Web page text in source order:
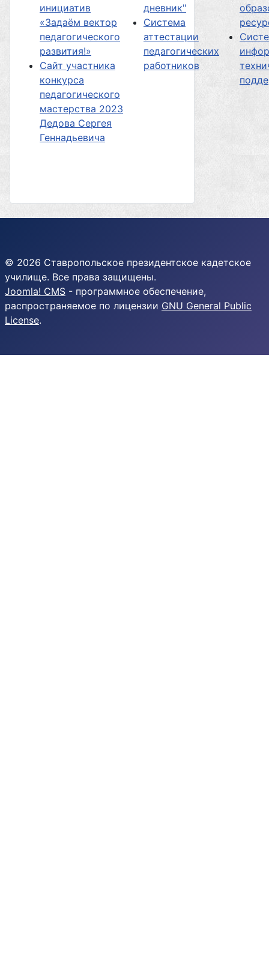
инициатив
«Задаём вектор
педагогического
развития!»
Сайт участника
конкурса
педагогического
мастерства 2023
Дедова Сергея
Геннадьевича
дневник"
Система
аттестации
педагогических
работников
© 2026 Ставропольское президентское кадетское
училище. Все права защищены.
Joomla! CMS - программное обеспечение,
распространяемое по лицензии GNU General Public
License.